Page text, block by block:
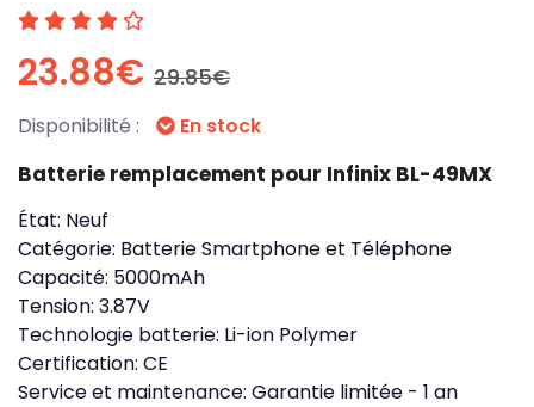
23.88€ 29.85€
Disponibilité : En stock
Batterie remplacement pour Infinix BL-49MX
État: Neuf
Catégorie: Batterie Smartphone et Téléphone
Capacité: 5000mAh
Tension: 3.87V
Technologie batterie: Li-ion Polymer
Certification: CE
Service et maintenance: Garantie limitée - 1 an